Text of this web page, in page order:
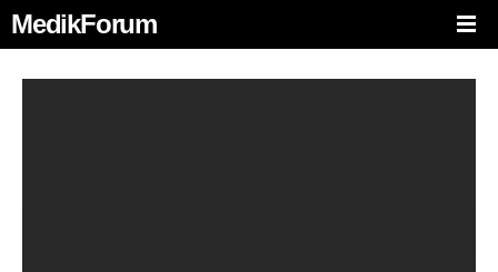
MedikForum